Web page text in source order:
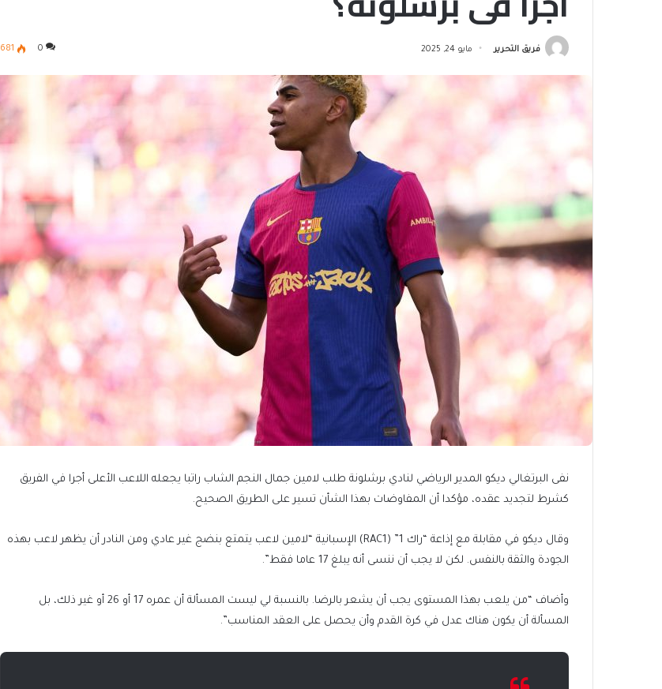
فريق التحرير مايو 24, 2025 0
681
نفى البرتغالي ديكو المدير الرياضي لنادي برشلونة طلب لامين جمال النجم الشاب راتبا يجعله اللاعب الأعلى أجرا في الفريق
كشرط لتجديد عقده، مؤكدا أن المفاوضات بهذا الشأن تسير على الطريق الصحيح.
وقال ديكو في مقابلة مع إذاعة “راك 1” (RAC1) الإسبانية “لامين لاعب يتمتع بنضج غير عادي ومن النادر أن يظهر لاعب بهذه
الجودة والثقة بالنفس. لكن لا يجب أن ننسى أنه يبلغ 17 عاما فقط”.
وأضاف “من يلعب بهذا المستوى يجب أن يشعر بالرضا. بالنسبة لي ليست المسألة أن عمره 17 أو 26 أو غير ذلك، بل
المسألة أن يكون هناك عدل في كرة القدم وأن يحصل على العقد المناسب”.